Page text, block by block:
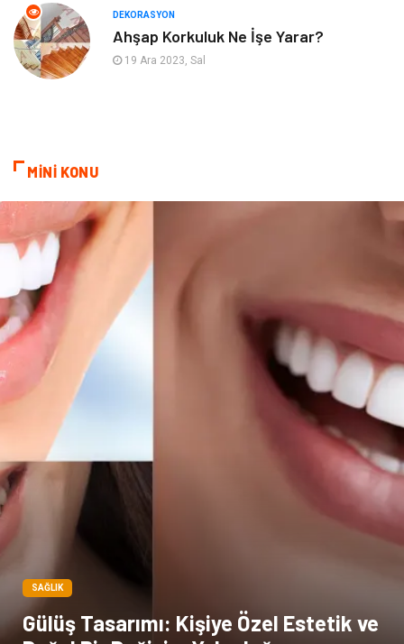
Maden ve Metal
Plastik
Pazarlama
Kiralama Servisleri
Kültür
DEKORASYON
Ahşap Korkuluk Ne İşe Yarar?
19 Ara 2023, Sal
MİNİ KONU
SAĞLIK
Gülüş Tasarımı: Kişiye Özel Estetik ve